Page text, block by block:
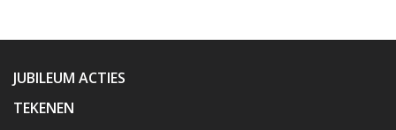
JUBILEUM ACTIES
TEKENEN